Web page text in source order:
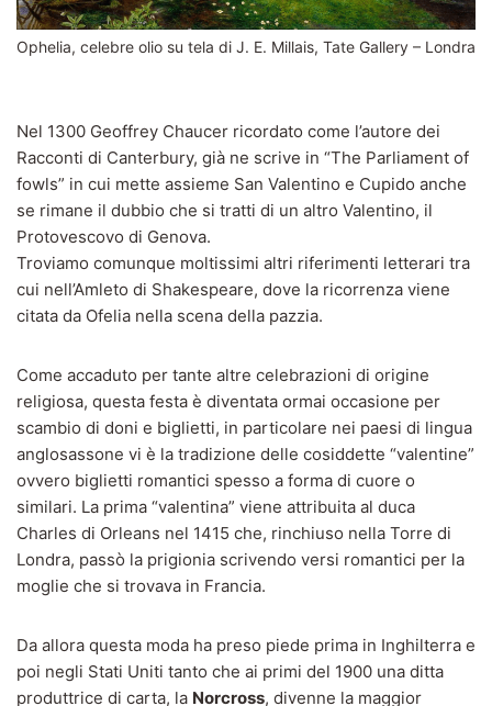
Ophelia, celebre olio su tela di J. E. Millais, Tate Gallery – Londra
Nel 1300 Geoffrey Chaucer ricordato come l’autore dei
Racconti di Canterbury, già ne scrive in “The Parliament of
fowls” in cui mette assieme San Valentino e Cupido anche
se rimane il dubbio che si tratti di un altro Valentino, il
Protovescovo di Genova.
Troviamo comunque moltissimi altri riferimenti letterari tra
cui nell’Amleto di Shakespeare, dove la ricorrenza viene
citata da Ofelia nella scena della pazzia.
Come accaduto per tante altre celebrazioni di origine
religiosa, questa festa è diventata ormai occasione per
scambio di doni e biglietti, in particolare nei paesi di lingua
anglosassone vi è la tradizione delle cosiddette “valentine”
ovvero biglietti romantici spesso a forma di cuore o
similari. La prima “valentina” viene attribuita al duca
Charles di Orleans nel 1415 che, rinchiuso nella Torre di
Londra, passò la prigionia scrivendo versi romantici per la
moglie che si trovava in Francia.
Da allora questa moda ha preso piede prima in Inghilterra e
poi negli Stati Uniti tanto che ai primi del 1900 una ditta
produttrice di carta, la Norcross, divenne la maggior